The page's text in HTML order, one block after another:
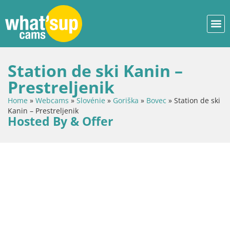
Station de ski Kanin –
Prestreljenik
Home » Webcams »Slovénie » Goriška » Bovec » Station de ski
Kanin – Prestreljenik
Hosted By & Offer